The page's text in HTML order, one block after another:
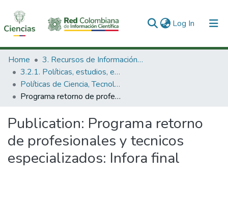
Log In (current)
Communities & Collections
All of DSpace
Statistics
Home
3. Recursos de Información Científica y Tecnológica
3.2.1. Políticas, estudios, evaluaciones e indicadores de CTeI
Políticas de Ciencia, Tecnología e Innovación
Programa retorno de profesionales y tecnicos especializados: Infora final
Publication: Programa retorno
de profesionales y tecnicos
especializados: Infora final